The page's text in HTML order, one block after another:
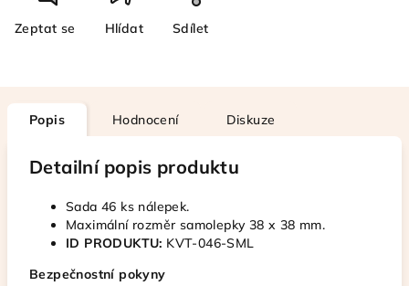
Zeptat se Hlídat Sdílet
Popis Hodnocení Diskuze
Detailní popis produktu
Sada 46 ks nálepek.
Maximální rozměr samolepky 38 x 38 mm.
ID PRODUKTU: KVT-046-SML
Bezpečnostní pokyny